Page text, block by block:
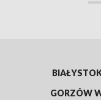
GORZÓW